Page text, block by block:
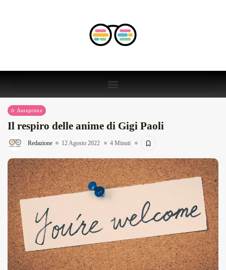
Anteprime
Il respiro delle anime di Gigi Paoli
Redazione 12 Agosto 2022 4 Minuti